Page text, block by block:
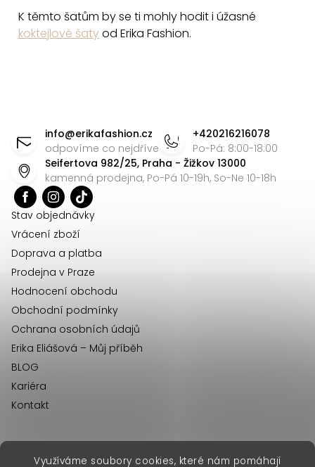
Využíváme soubory cookies, které nám pomáhají
K těmto šatům by se ti mohly hodit i úžasné
koktejlové šatyod Erika Fashion.
info@erikafashion.cz
odpovíme co nejdříve
+420216216078
Po-Pá: 8:00-18:00
Seifertova 982/25, Praha - Žižkov 13000
kamenná prodejna, Po-Pá 10-19h, So-Ne 10-18h
Stav objednávky
Vrácení zboží
Doprava a platba
Prodejna v Praze
Hodnocení obchodu
Obchodní podmínky
Ochrana osobních údajů
Erika Eliášová – Můj příběh
BLOG
Kariéra
Kontakt